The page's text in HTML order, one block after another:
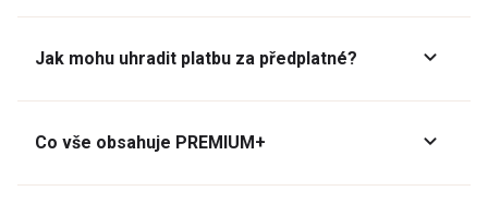
Jak mohu uhradit platbu za předplatné?
Co vše obsahuje PREMIUM+